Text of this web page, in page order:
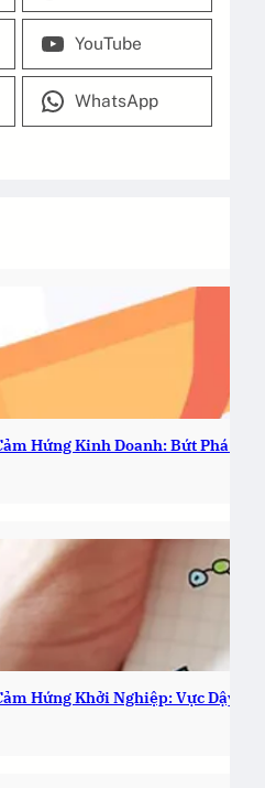
YouTube
WhatsApp
Hứng Kinh Doanh: Bứt Phá
Hứng Khởi Nghiệp: Vực Dậy